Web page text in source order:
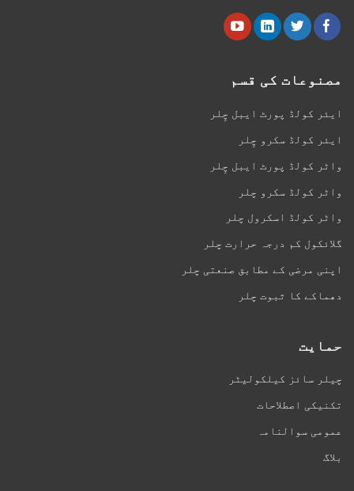
مصنوعات کی قسم
ایئر کولڈ پورٹ ایبل چِلر
ایئر کولڈ سکرو چِلر
واٹر کولڈ پورٹ ایبل چِلر
واٹر کولڈ سکرو چلر
واٹر کولڈ اسکرول چلر
گلائکول کم درجہ حرارت چلر
اپنی مرضی کے مطابق صنعتی چلر
دھماکے کا ثبوت چلر
حمایت
چیلر سائز کیلکولیٹر
تکنیکی اصطلاحات
عمومی سوالنامہ
بلاگ